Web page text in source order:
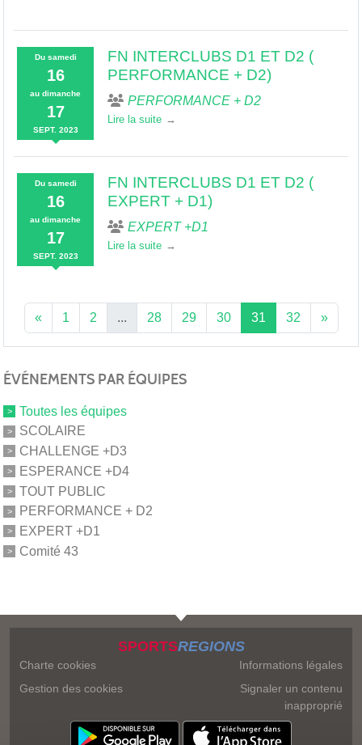
Du samedi
16
audimanche
17
SEPT. 2023
FN INTERCLUBS D1 ET D2 (
PERFORMANCE + D2)
PERFORMANCE + D2
Lire la suite
Du samedi
16
audimanche
17
SEPT. 2023
FN INTERCLUBS D1 ET D2 (
EXPERT + D1)
EXPERT +D1
Lire la suite
« 1 2 ... 28 29 30 31 32 »
ÉVÉNEMENTS PAR ÉQUIPES
Toutes les équipes
SCOLAIRE
CHALLENGE +D3
ESPERANCE +D4
TOUT PUBLIC
PERFORMANCE + D2
EXPERT +D1
Comité 43
SPORTSREGIONS
Charte cookies
Gestion des cookies
Informations légales
Signaler un contenu
inapproprié